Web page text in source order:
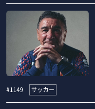
#1149 サッカー